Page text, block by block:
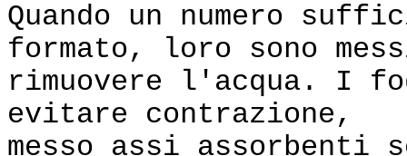
Quando un numero
formato, loro sono
rimuovere l'acqua. I
evitare contrazione,
messo assi